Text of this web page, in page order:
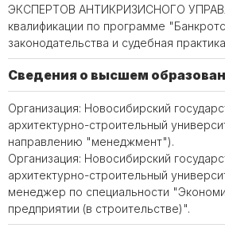
ЭКСПЕРТОВ АНТИКРИЗИСНОГО
квалификации по программе
законодательства и судебная
Сведения о высшем
Организация: Новосибирский
архитектурно-строительный
направлению "менеджмент").
Организация: Новосибирский
архитектурно-строительный
менеджер по специальности
предприятии (в строительстве)".